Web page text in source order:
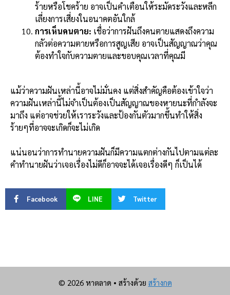
ร้ายหรือโชคร้าย อาจเป็นคำเตือนให้ระมัดระวังและหลีก
เลี่ยงการเสี่ยงในอนาคตอันใกล้
การเห็นคนตาย: เชื่อว่าการฝันถึงคนตายแสดงถึงความ
กลัวต่อความตายหรือการสูญเสีย อาจเป็นสัญญาณว่าคุณ
ต้องทำใจกับความตายและขอบคุณเวลาที่คุณมี
แม้ว่าความฝันเหล่านี้อาจไม่มั่นคง แต่สิ่งสำคัญคือต้องเข้าใจว่า
ความฝันเหล่านี้ไม่จำเป็นต้องเป็นสัญญาณของหายนะที่กำลังจะ
มาถึง แต่อาจช่วยให้เราระวังและป้องกันตัวมากขึ้นทำให้สิ่ง
ร้ายๆที่อาจจะเกิดก็จะไม่เกิด
แน่นอนว่าการทำนายความฝันก็มีความแตกต่างกันไปตามแต่ละ
คำทำนายฝันว่าเจอเรื่องไม่ดีก็อาจจะได้เจอเรื่องดีๆ ก็เป็นได้
Facebook LINE Twitter
© 2026 หาตลาด • สร้างด้วย สร้างกด